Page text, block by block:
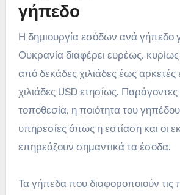
γήπεδο
Η δημιουργία εσόδων ανά γήπεδο
Ουκρανία διαφέρει ευρέως,
από δεκάδες χιλιάδες έως αρκετές
χιλιάδες USD ετησίως.
τοποθεσία, η ποιότητα του
υπηρεσίες όπως η εστίαση και οι
επηρεάζουν σημαντικά τα έσοδα.
Τα γήπεδα που διαφοροποιούν τις